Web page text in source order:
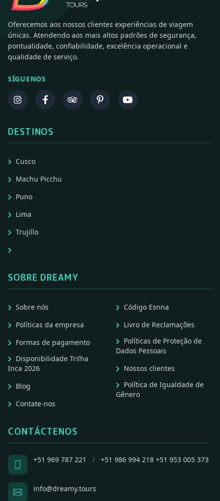
Oferecemos aos nossos clientes experiências de viagem
únicas. Atendendo aos mais altos padrões de segurança,
pontualidade, confiabilidade, excelência operacional e
qualidade de serviço.
SÍGUENOS
DESTINOS
Cusco
Machu Picchu
Puno
Lima
Trujillo
SOBRE DREAMY
Sobre nós
Políticas da empresa
Formas de pagamento
Disponibilidade Trilha
Inca 2026
Blog
Contate-nos
Código Esnna
Livro de Reclamações
Políticas de Proteção de
Dados Pessoais
Nossos clientes
Política de Igualdade de
Gênero
CONTÁCTENOS
+51 969 787 221 / +51 986 994 218 +51 953 005 373
info@dreamy.tours